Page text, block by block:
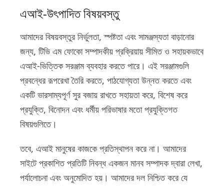
এআই-উৎপাদিত বিষয়বস্তু
আমাদের বিষয়বস্তুর নির্ভুলতা, স্পষ্টতা এবং সামঞ্জস্যতা বাড়ানোর
জন্য, টিভি এম ফোকো সম্পাদকীয় প্রক্রিয়ায় সীমিত ও সহায়কভাবে
এআই-ভিত্তিক সরঞ্জাম ব্যবহার করতে পারে। এই সরঞ্জামগুলি
প্রবন্ধের রূপরেখা তৈরি করতে, পাঠযোগ্যতা উন্নত করতে এবং
একটি ভারসাম্যপূর্ণ সুর বজায় রাখতে সহায়তা করে, বিশেষ করে
প্রযুক্তি, বিনোদন এবং ধর্মীয় পরিভাষার মতো প্রযুক্তিগত
বিষয়গুলিতে।
তবে, এআই মানুষের কাজকে প্রতিস্থাপন করে না। আমাদের
সাইটে প্রকাশিত প্রতিটি নিবন্ধ একজন মানব সম্পাদক দ্বারা লেখা,
পর্যালোচনা এবং অনুমোদিত হয়। আমাদের দল নিশ্চিত করে যে